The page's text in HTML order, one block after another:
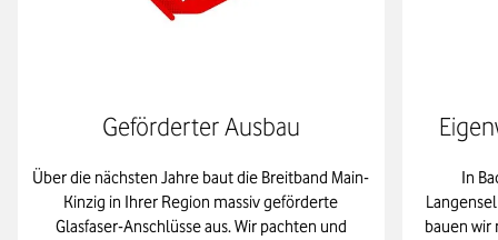
Geförderter Ausbau
Über die nächsten Jahre baut die Breitband Main-
Kinzig in Ihrer Region massiv geförderte
Glasfaser-Anschlüsse aus. Wir pachten und
In
bauen wir